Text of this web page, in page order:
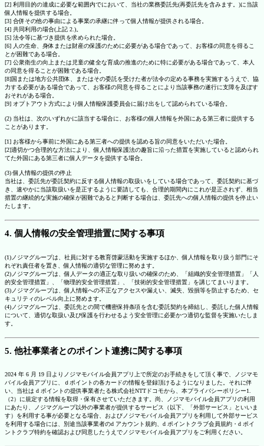
[2] 利用目的の達成に必要な範囲内でにおいて、当社の業務委託先(再委託先を含みます。)に当該
個人情報を提供する場合。
[3] 合併その他の事由による事業の承継に伴って個人情報が提供される場合。
[4] 共同利用の場合(上記 2.)。
[5] 法令等に基づき提供を求められた場合。
[6] 人の生命、身体または財産の保護のために必要がある場合であって、お客様の同意を得るこ
とが困難である場合。
[7] 公衆衛生の向上または児童の健全な育成の推進のために特に必要がある場合であって、本人
の同意を得ることが困難である場合。
[8]国または地方公共団体、またはその委託を受けた者が法令の定める事務を実施するうえで、協
力する必要がある場合であって、お客様の同意を得ることにより当該事務の遂行に支障を及ぼす
おそれがある場合。
[9] オプトアウト方式により個人情報保護委員会に届け出をして認められている場合。
(2) 当社は、次のいずれかに該当する場合に、お客様の個人情報を外国にある第三者に提供する
ことがあります。
[1] お客様から事前に外国にある第三者への提供を認める旨の同意をいただいた場合。
[2]適切かつ合理的な方法により、個人情報保護法の趣旨に沿った措置を実施していると認められ
てた外国にある第三者に個人データを提供する場合。
(3) 個人情報の提供の停止
当社は、委託先が委託契約に反する個人情報の取扱いをしている場合であって、委託契約に基づ
き、速やかに当該取扱いを是正するように要請しても、合理的期間内にこれが是正されず、相当
措置の継続的な実施の確保が困難であると判断する場合は、委託先への個人情報の提供を停止い
たします。
4. 個人情報の安全管理措置に関する事項
(1)ノジマグループは、社員に対する教育啓蒙活動を実施するほか、個人情報を取り扱う部門にそ
れぞれ責任者を置き、個人情報の適切な管理に努めます。
(2)ノジマグループは、個人データの適正な取り扱いの確保のため、「組織的安全管理措置」「人
的安全管理措置」、「物理的安全管理措置」、「技術的安全管理措置」を講じてまいります。
(3)ノジマグループは、個人情報への不正なアクセスや漏えい、滅失、毀損等を防止するため、セ
キュリティのレベル向上に努めます。
(4)ノジマグループは、委託先との間で機密保持条項を含む委託契約を締結し、委託した個人情報
について、適切な取扱い及び保護を行わせるよう安全管理に必要かつ適切な監督を実施いたしま
す。
5. 他社事業者とのポイント連携に関する事項
2024 年 6 月 19 日よりノジマモバイル会員アプリ上で所定のお手続きをして頂く事で、ノジマモ
バイル会員アプリに、ｄポイントの各カードの情報を登録頂けるようになりました。それに伴
い、当社は d ポイントの提供事業者たる株式会社NTTドコモから、本プライバシーポリシー1.
（2）に規定する情報を取得・保有させていただきます。尚、ノジマモバイル会員アプリの利用
にあたり、ノジマグループ以外の事業者が提供するサービス（以下、「外部サービス」といいま
す）を利用する事が必要となる場合、およびノジマモバイル会員アプリを利用して外部サービス
を利用する場合には、別途当該事業者のd アカウント規約、d ポイントクラブ会員規約・d ポイ
ントクラブ特約を確認および同意したうえでノジマモバイル会員アプリをご利用ください。